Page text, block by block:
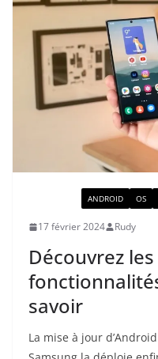
ANDROID OS
17 février 2024 Rudy
Découvrez
savoir
La mise à jour